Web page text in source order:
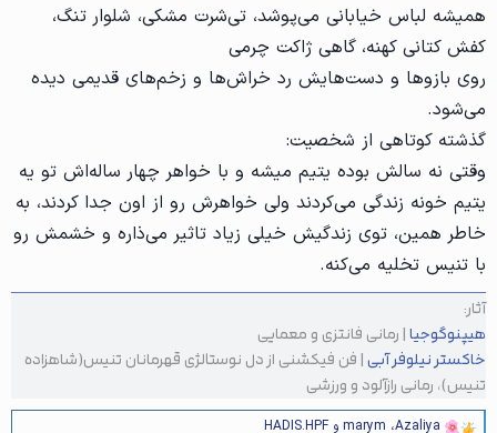
همیشه لباس خیابانی می‌پوشد، تی‌شرت مشکی، شلوار تنگ،
کفش کتانی کهنه، گاهی ژاکت چرمی
روی بازوها و دست‌هایش رد خراش‌ها و زخم‌های قدیمی دیده
می‌شود.
گذشته کوتاهی از شخصیت:
وقتی نه سالش بوده یتیم میشه و با خواهر چهار ساله‌اش تو یه
یتیم خونه زندگی می‌کردند ولی خواهرش رو از اون جدا کردند، به
خاطر همین، توی زندگیش خیلی زیاد تاثیر می‌ذاره و خشمش رو
با تنیس تخلیه می‌کنه.
آثار:
هیپنوگوجیا| رمانی فانتزی و معمایی
خاکستر نیلوفر آبی| فن فیکشنی از دل نوستالژی قهرمانان تنیس(شاهزاده
تنیس)، رمانی رازآلود و ورزشی
Azaliya، marym وHADIS.HPF